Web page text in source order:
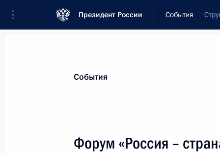
Президент России События
Новости
События
Форум «Россия –